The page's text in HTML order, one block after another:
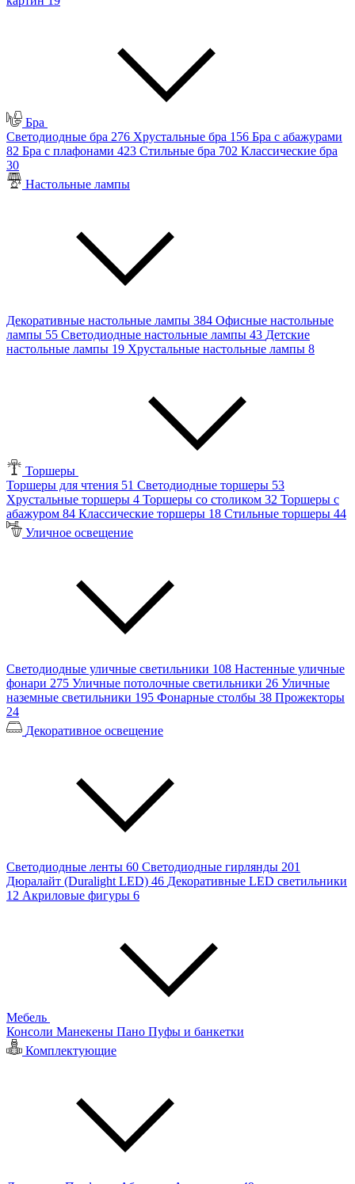
Бра
Светодиодные бра 276 Хрустальные бра 156 Бра с абажурами
82 Бра с плафонами 423 Стильные бра 702 Классические бра
30
Настольные лампы
Декоративные настольные лампы 384 Офисные настольные
лампы 55 Светодиодные настольные лампы 43 Детские
настольные лампы 19 Хрустальные настольные лампы 8
Торшеры
Торшеры для чтения 51 Светодиодные торшеры 53
Хрустальные торшеры 4 Торшеры со столиком 32 Торшеры с
абажуром 84 Классические торшеры 18 Стильные торшеры 44
Уличное освещение
Светодиодные уличные светильники 108 Настенные уличные
фонари 275 Уличные потолочные светильники 26 Уличные
наземные светильники 195 Фонарные столбы 38 Прожекторы
24
Декоративное освещение
Светодиодные ленты 60 Светодиодные гирлянды 201
Дюралайт (Duralight LED) 46 Декоративные LED светильники
12 Акриловые фигуры 6
Мебель
Консоли Манекены Пано Пуфы и банкетки
Комплектующие